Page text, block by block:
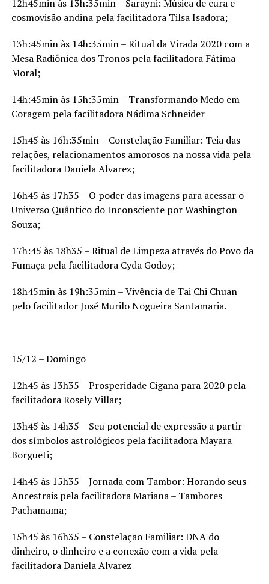
12h45min às 13h:35min – Sarayni: Música de cura e
cosmovisão andina pela facilitadora Tilsa Isadora;
13h:45min às 14h:35min – Ritual da Virada 2020 com a
Mesa Radiônica dos Tronos pela facilitadora Fátima
Moral;
14h:45min às 15h:35min – Transformando Medo em
Coragem pela facilitadora Nádima Schneider
15h45 às 16h:35min – Constelação Familiar: Teia das
relações, relacionamentos amorosos na nossa vida pela
facilitadora Daniela Alvarez;
16h45 às 17h35 – O poder das imagens para acessar o
Universo Quântico do Inconsciente por Washington
Souza;
17h:45 às 18h35 – Ritual de Limpeza através do Povo da
Fumaça pela facilitadora Cyda Godoy;
18h45min às 19h:35min – Vivência de Tai Chi Chuan
pelo facilitador José Murilo Nogueira Santamaria.
15/12 – Domingo
12h45 às 13h35 – Prosperidade Cigana para 2020 pela
facilitadora Rosely Villar;
13h45 às 14h35 – Seu potencial de expressão a partir
dos símbolos astrológicos pela facilitadora Mayara
Borgueti;
14h45 às 15h35 – Jornada com Tambor: Horando seus
Ancestrais pela facilitadora Mariana – Tambores
Pachamama;
15h45 às 16h35 – Constelação Familiar: DNA do
dinheiro, o dinheiro e a conexão com a vida pela
facilitadora Daniela Alvarez